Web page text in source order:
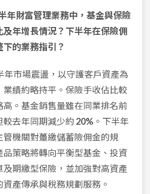
年財富管理業務中，基金與保險
及年增長情況？下半年在保險佣
下的業務指引？
年市場震盪，以守護客戶資產為
業績約略持平。保險手收佔比較
高。基金銷售量雖在同業排名前
較去年同期減少約 20% 。下半年
管機關對躉繳儲蓄險佣金的規
品策略將轉向平衡型基金、投資
及期繳型保險，並加強對高資產
資產傳承與稅務規劃服務。